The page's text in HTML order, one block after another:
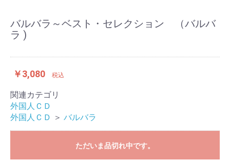
バルバラ～ベスト・セレクション （バルバ
ラ )
￥3,080 税込
関連カテゴリ
外国人ＣＤ
外国人ＣＤ ＞ バルバラ
ただいま品切れ中です。